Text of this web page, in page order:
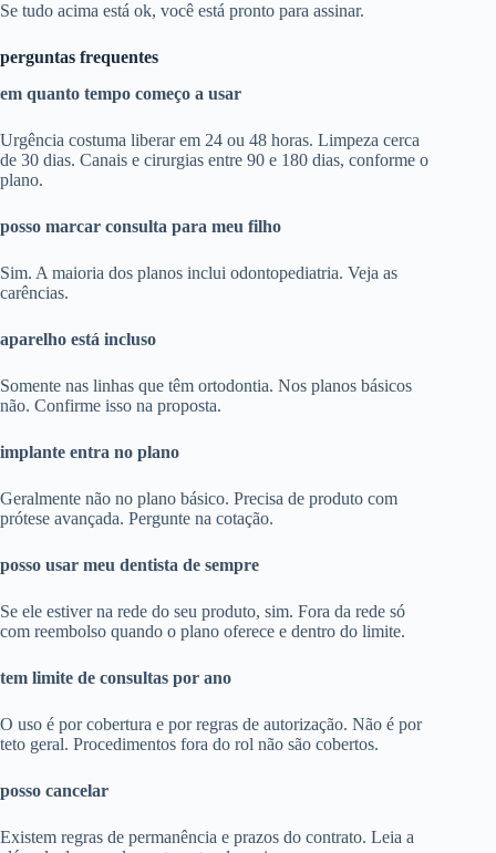
Se tudo acima está ok, você está pronto para assinar.
perguntas frequentes
em quanto tempo começo a usar
Urgência costuma liberar em 24 ou 48 horas. Limpeza cerca
de 30 dias. Canais e cirurgias entre 90 e 180 dias, conforme o
plano.
posso marcar consulta para meu filho
Sim. A maioria dos planos inclui odontopediatria. Veja as
carências.
aparelho está incluso
Somente nas linhas que têm ortodontia. Nos planos básicos
não. Confirme isso na proposta.
implante entra no plano
Geralmente não no plano básico. Precisa de produto com
prótese avançada. Pergunte na cotação.
posso usar meu dentista de sempre
Se ele estiver na rede do seu produto, sim. Fora da rede só
com reembolso quando o plano oferece e dentro do limite.
tem limite de consultas por ano
O uso é por cobertura e por regras de autorização. Não é por
teto geral. Procedimentos fora do rol não são cobertos.
posso cancelar
Existem regras de permanência e prazos do contrato. Leia a